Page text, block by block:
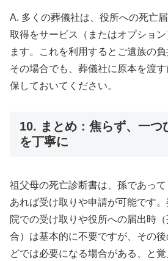
A. 多くの葬儀社は、役所への死亡
取得をサービス（またはオプショ
ます。これを利用するとご遺族の負
その場合でも、葬儀社に原本を渡
保しておいてください。
10. まとめ：焦らず、一つ
を丁寧に
祖父母の死亡診断書は、孫であっ
あれば受け取りや申請が可能です
院での受け取りや役所への届出時
合）は基本的に不要ですが、その
どでは必要になる場合がある、と覚